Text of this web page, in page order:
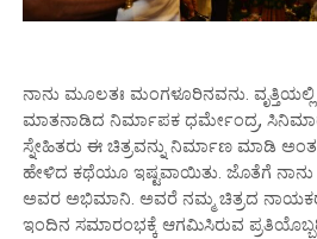
ನಾನು ಮೂಲತಃ ಮಂಗಳೂರಿನವನು. ವೃತ್ತಿಯಲ್ಲಿ
ಮಾತನಾಡಿದ ನಿರ್ಮಾಪಕ ಧರ್ಮೇಂದ್ರ,
ಸ್ನೇಹಿತರು ಈ ಚಿತ್ರವನ್ನು ನಿರ್ಮಾಣ ಮಾಡಿ
ಹೇಳಿದ ಕಥೆಯೂ ಇಷ್ಟವಾಯಿತು. ಜೊತೆಗೆ
ಅವರ ಅಭಿಮಾನಿ. ಅವರೆ ನಮ್ಮ ಚಿತ್ರದ
ಇಂದಿನ ಸಮಾರಂಭಕ್ಕೆ ಆಗಮಿಸಿರುವ